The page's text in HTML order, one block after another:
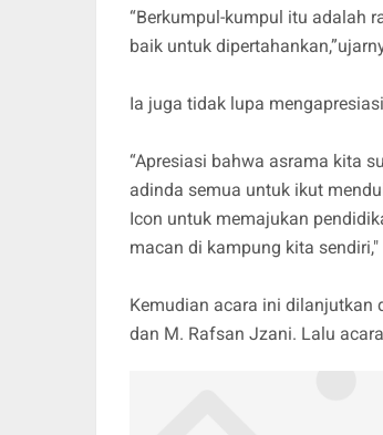
“Berkumpul-kumpul itu adalah
baik untuk
Ia juga tidak lupa
“Apresiasi bahwa asrama kita
adinda semua untuk ikut
Icon untuk memajukan
macan di kampung kita sendiri,"
Kemudian acara ini dilanjutkan
dan M. Rafsan Jzani. Lalu